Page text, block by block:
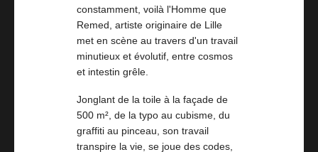
constamment, voilà l'Homme que
Remed, artiste originaire de Lille
met en scène au travers d'un travail
minutieux et évolutif, entre cosmos
et intestin grêle.
Jonglant de la toile à la façade de
500 m², de la typo au cubisme, du
graffiti au pinceau, son travail
transpire la vie, se joue des codes,